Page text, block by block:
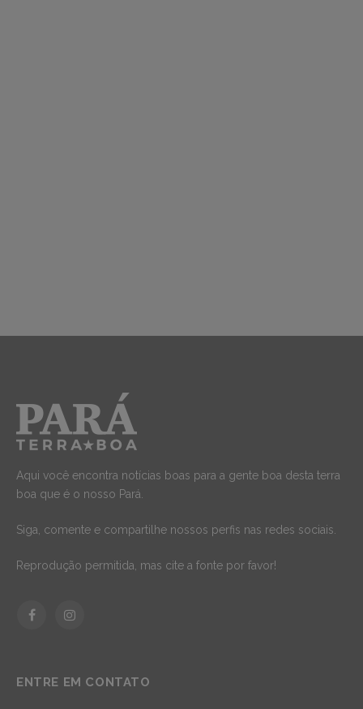
Aqui você encontra notícias boas para a gente boa desta terra
boa que é o nosso Pará.
Siga, comente e compartilhe nossos perfis nas redes sociais.
Reprodução permitida, mas cite a fonte por favor!
FacebookInstagram
ENTRE EM CONTATO